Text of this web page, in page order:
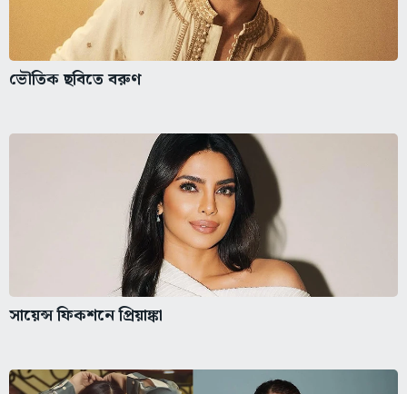
ভৌতিক ছবিতে বরুণ
সায়েন্স ফিকশনে প্রিয়াঙ্কা